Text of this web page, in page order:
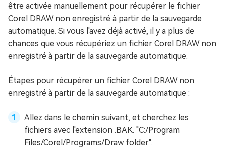
être activée manuellement pour récupérer le fichier
Corel DRAW non enregistré à partir de la sauvegarde
automatique. Si vous l'avez déjà activé, il y a plus de
chances que vous récupériez un fichier Corel DRAW non
enregistré à partir de la sauvegarde automatique.
Étapes pour récupérer un fichier Corel DRAW non
enregistré à partir de la sauvegarde automatique :
Allez dans le chemin suivant, et cherchez les
fichiers avec l'extension .BAK. "C:/Program
Files/Corel/Programs/Draw folder".